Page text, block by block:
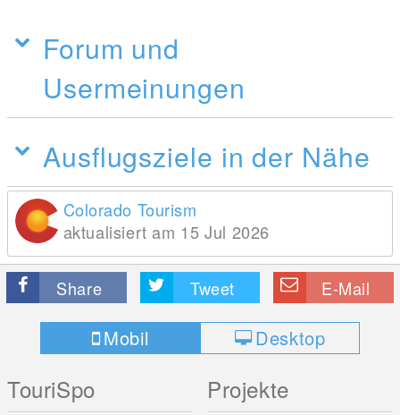
Forum und
Usermeinungen
Ausflugsziele in der Nähe
Colorado Tourism
aktualisiert am 15 Jul 2026
Share Tweet E-Mail
Mobil Desktop
TouriSpo Projekte